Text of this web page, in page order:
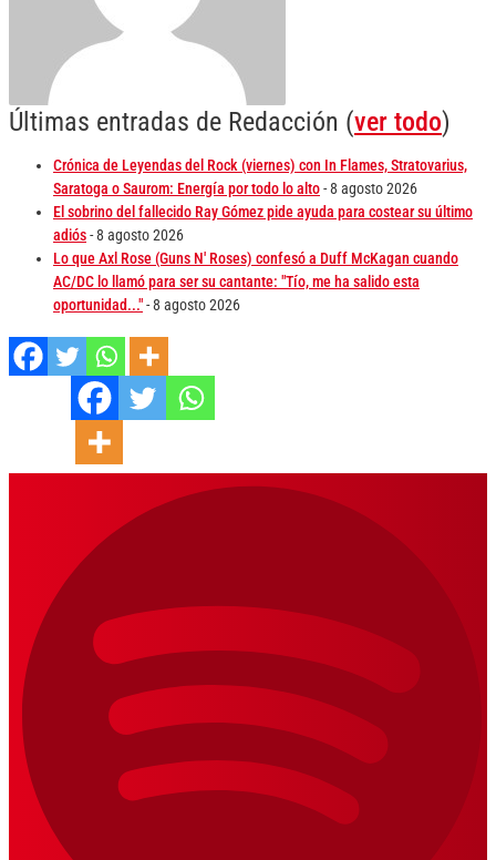
Últimas entradas de Redacción (ver todo)
Crónica de Leyendas del Rock (viernes) con In Flames, Stratovarius,
Saratoga o Saurom: Energía por todo lo alto- 8 agosto 2026
El sobrino del fallecido Ray Gómez pide ayuda para costear su último
adiós- 8 agosto 2026
Lo que Axl Rose (Guns N' Roses) confesó a Duff McKagan cuando
AC/DC lo llamó para ser su cantante: "Tío, me ha salido esta
oportunidad..."- 8 agosto 2026